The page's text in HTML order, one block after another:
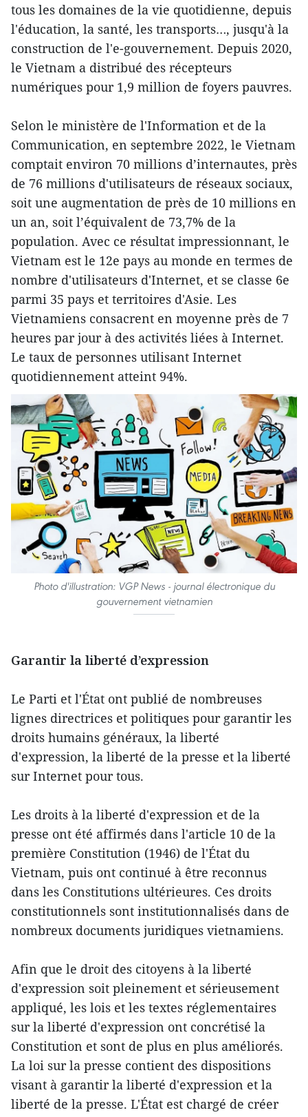
tous les domaines de la vie quotidienne, depuis
l'éducation, la santé, les transports…, jusqu'à la
construction de l'e-gouvernement. Depuis 2020,
le Vietnam a distribué des récepteurs
numériques pour 1,9 million de foyers pauvres.
Selon le ministère de l'Information et de la
Communication, en septembre 2022, le Vietnam
comptait environ 70 millions d’internautes, près
de 76 millions d'utilisateurs de réseaux sociaux,
soit une augmentation de près de 10 millions en
un an, soit l’équivalent de 73,7% de la
population. Avec ce résultat impressionnant, le
Vietnam est le 12e pays au monde en termes de
nombre d'utilisateurs d'Internet, et se classe 6e
parmi 35 pays et territoires d'Asie. Les
Vietnamiens consacrent en moyenne près de 7
heures par jour à des activités liées à Internet.
Le taux de personnes utilisant Internet
quotidiennement atteint 94%.
Photo d'illustration: VGP News - journal électronique du
gouvernement vietnamien
Garantir la liberté d’expression
Le Parti et l'État ont publié de nombreuses
lignes directrices et politiques pour garantir les
droits humains généraux, la liberté
d'expression, la liberté de la presse et la liberté
sur Internet pour tous.
Les droits à la liberté d'expression et de la
presse ont été affirmés dans l'article 10 de la
première Constitution (1946) de l'État du
Vietnam, puis ont continué à être reconnus
dans les Constitutions ultérieures. Ces droits
constitutionnels sont institutionnalisés dans de
nombreux documents juridiques vietnamiens.
Afin que le droit des citoyens à la liberté
d'expression soit pleinement et sérieusement
appliqué, les lois et les textes réglementaires
sur la liberté d'expression ont concrétisé la
Constitution et sont de plus en plus améliorés.
La loi sur la presse contient des dispositions
visant à garantir la liberté d'expression et la
liberté de la presse. L'État est chargé de créer